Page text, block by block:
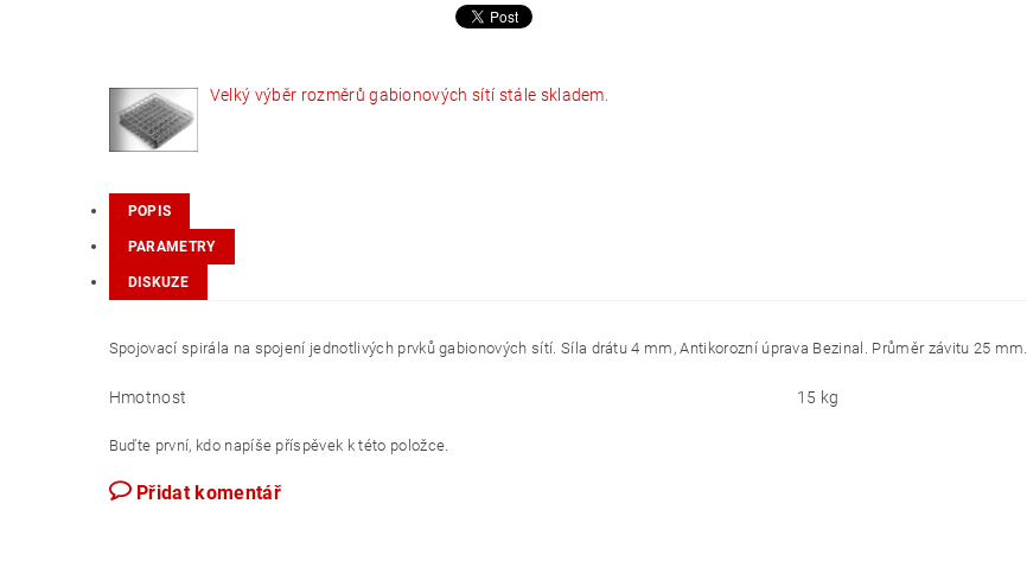
Velký výběr rozměrů gabionových sítí stále skladem.
POPIS
PARAMETRY
DISKUZE
Spojovací spirála na spojení jednotlivých prvků gabionových sítí. Síla drátu 4 mm, Antikorozní úprava Bezinal. Průměr závitu 25 mm.
Hmotnost 15 kg
Buďte první, kdo napíše příspěvek k této položce.
Přidat komentář